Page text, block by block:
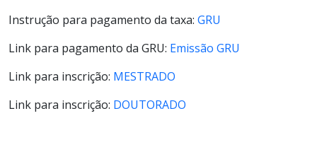
Instrução para pagamento da taxa: GRU
Link para pagamento da GRU: Emissão GRU
Link para inscrição: MESTRADO
Link para inscrição: DOUTORADO